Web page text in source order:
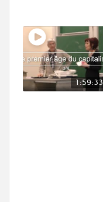
1:59:33